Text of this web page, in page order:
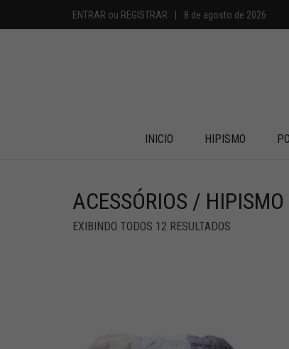
ENTRAR ou REGISTRAR | 8 de agosto de 2026
INICIO HIPISMO
ACESSÓRIOS / HIPISMO
EXIBINDO TODOS 12 RESULTADOS